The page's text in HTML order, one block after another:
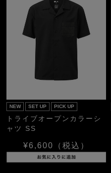
NEW SET UP PICK UP
トライブオープンカラーシ
ャツ SS
¥6,600 （税込）